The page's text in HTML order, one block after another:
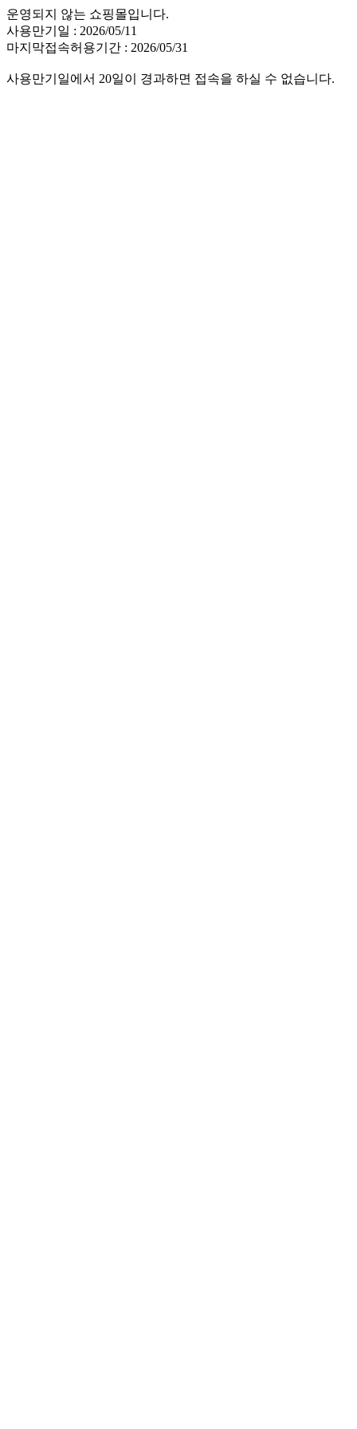
운영되지 않는 쇼핑몰입니다.
사용만기일 : 2026/05/11
마지막접속허용기간 : 2026/05/31
사용만기일에서 20일이 경과하면 접속을 하실 수 없습니다.